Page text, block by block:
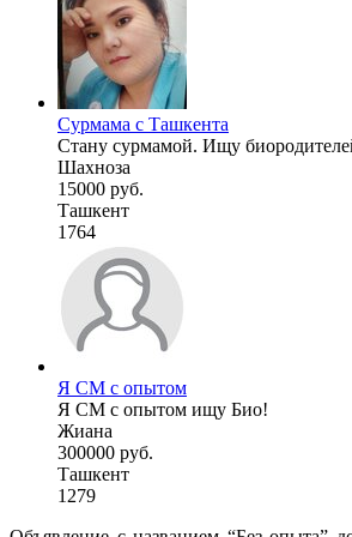
Сурмама с Ташкента
Стану сурмамой. Ищу
Шахноза
15000 руб.
Ташкент
1764
Я СМ с опытом
Я СМ с опытом ищу Био!
Жиана
300000 руб.
Ташкент
1279